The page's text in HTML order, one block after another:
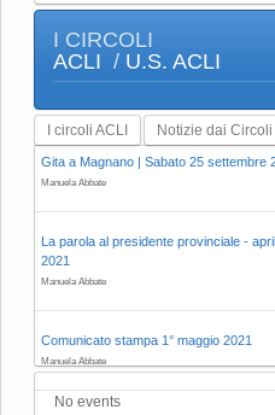
I CIRCOLI
ACLI / U.S. ACLI
I circoli ACLI Notizie dai Circoli
Gita a Magnano | Sabato 25 settembre
Manuela Abbate
La parola al presidente provinciale -
2021
Manuela Abbate
Comunicato stampa 1° maggio 2021
Manuela Abbate
No events